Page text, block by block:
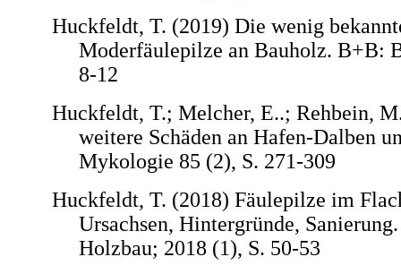
Huckfeldt, T. (2019) Die wenig
Moderfäulepilze an Bauholz. B+B:
8-12
Huckfeldt, T.; Melcher, E..; Rehbein,
weitere Schäden an Hafen-Dalben
Mykologie 85 (2), S. 271-309
Huckfeldt, T. (2018) Fäulepilze im
Ursachsen, Hintergründe,
Holzbau; 2018 (1), S. 50-53